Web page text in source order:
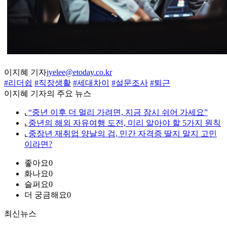
이지혜 기자jyelee@etoday.co.kr
#리더쉽 #직장생활 #세대차이 #설문조사 #퇴근
이지혜 기자의 주요 뉴스
⌞ “중년 이후 더 멀리 가려면, 지금 잠시 쉬어 가세요”
⌞ 중년의 해외 자유여행 도전, 미리 알아야 할 5가지 원칙
⌞ 중장년 재취업 양날의 검, 민간 자격증 딸지 말지 고민
이라면?
좋아요0
화나요0
슬퍼요0
더 궁금해요0
최신뉴스